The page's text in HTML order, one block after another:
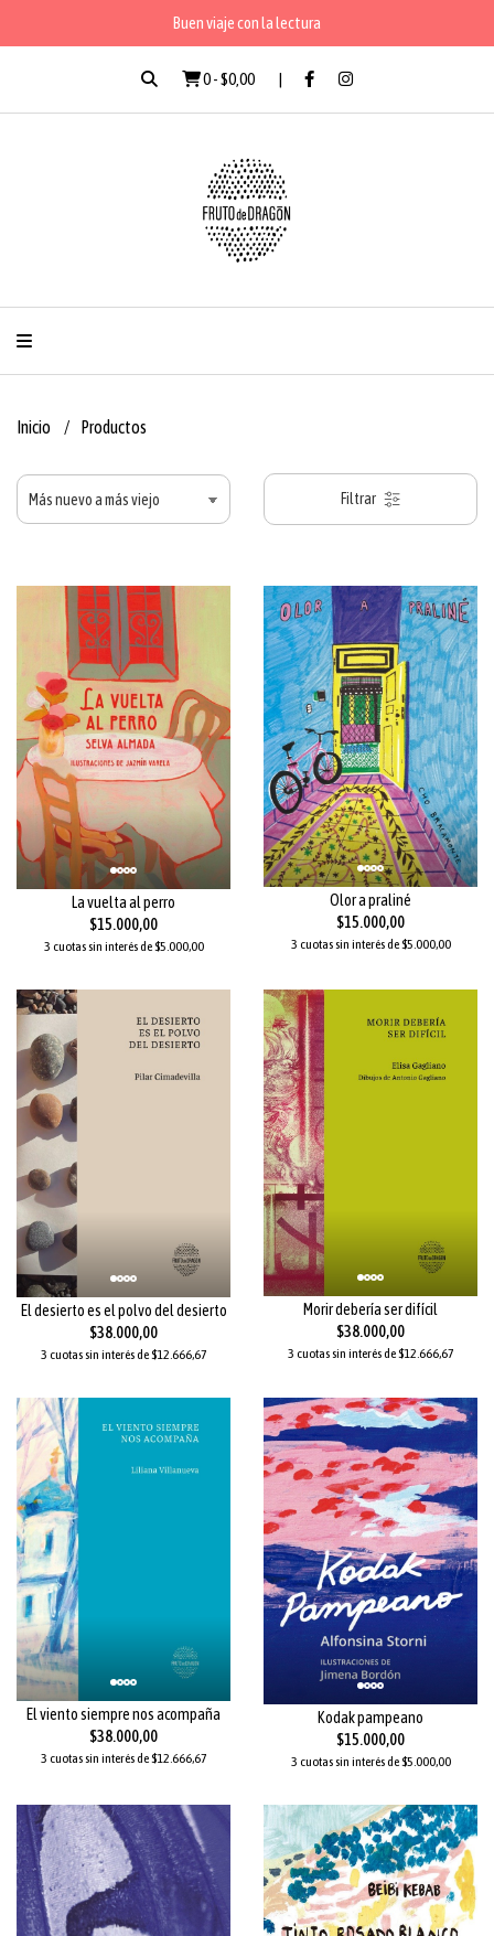
Buen viaje con la lectura
0-$0,00
Inicio Productos
Filtrar
La vuelta al perro
$15.000,00
3 cuotas sin interés de $5.000,00
Olor a praliné
$15.000,00
3 cuotas sin interés de $5.000,00
El desierto es el polvo del desierto
$38.000,00
3 cuotas sin interés de $12.666,67
Morir debería ser difícil
$38.000,00
3 cuotas sin interés de $12.666,67
El viento siempre nos acompaña
$38.000,00
3 cuotas sin interés de $12.666,67
Kodak pampeano
$15.000,00
3 cuotas sin interés de $5.000,00